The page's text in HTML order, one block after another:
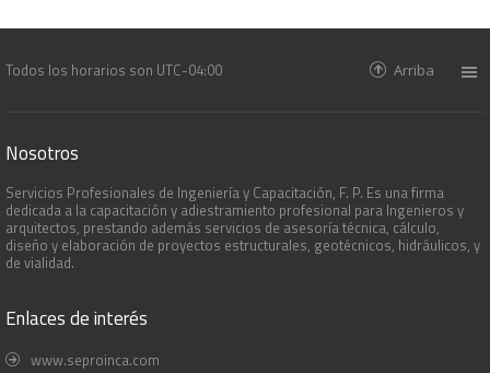
Todos los horarios son UTC-04:00 Arriba
Nosotros
Servicios Profesionales de Ingeniería y Capacitación, F. P. Es una firma
dedicada a la capacitación y adiestramiento profesional para Ingenieros y
arquitectos, prestando además servicios de asesoría técnica, cálculo,
diseño y elaboración de proyectos estructurales, geotécnicos, hidráulicos, y
de vialidad.
Enlaces de interés
www.seproinca.com